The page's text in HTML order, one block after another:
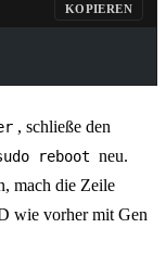
KOPIEREN
, schließe den
reboot neu.
mach die Zeile
wie vorher mit Gen